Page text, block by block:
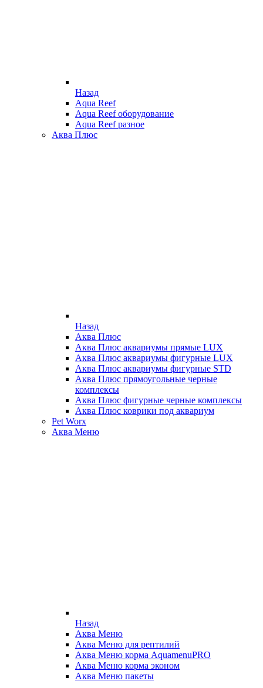
Назад
Aqua Reef
Aqua Reef оборудование
Aqua Reef разное
Аква Плюс
Назад
Аква Плюс
Аква Плюс аквариумы прямые LUX
Аква Плюс аквариумы фигурные LUX
Аква Плюс аквариумы фигурные STD
Аква Плюс прямоугольные черные
комплексы
Аква Плюс фигурные черные комплексы
Аква Плюс коврики под аквариум
Pet Worx
Аква Меню
Назад
Аква Меню
Аква Меню для рептилий
Аква Меню корма AquamenuPRO
Аква Меню корма эконом
Аква Меню пакеты